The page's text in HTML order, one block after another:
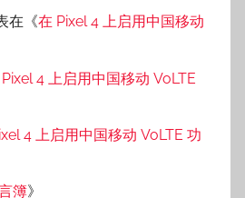
在《在 Pixel 4 上启用中国移动
4 上启用中国移动 VoLTE
4 上启用中国移动 VoLTE 功
簿》